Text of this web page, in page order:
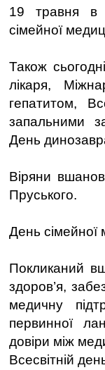
19 травня в
сімейної
Також
лікаря,
гепатитом,
запальними
День
Віряни
Пруського.
День сімейної
Покликаний
здоров’я,
медичну
первинної
довіри між
Всесвітній